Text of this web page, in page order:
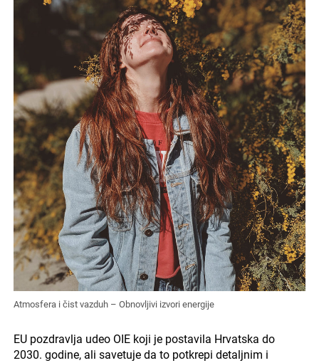
Atmosfera i čist vazduh – Obnovljivi izvori energije
EU pozdravlja udeo OIE koji je postavila Hrvatska do
2030. godine, ali savetuje da to potkrepi detaljnim i